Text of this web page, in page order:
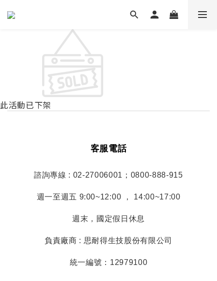
此活動已下架
客服電話
諮詢專線 : 02-27006001；0800-888-915
週一至週五 9:00~12:00 ， 14:00~17:00
週末，國定假日休息
負責廠商 : 思耐得生技股份有限公司
統一編號：12979100